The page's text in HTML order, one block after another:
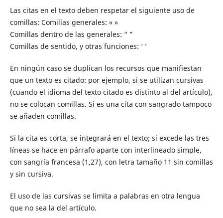
Las citas en el texto deben respetar el siguiente uso de
comillas: Comillas generales: « »
Comillas dentro de las generales: “ ”
Comillas de sentido, y otras funciones: ‘ ’
En ningún caso se duplican los recursos que manifiestan
que un texto es citado: por ejemplo, si se utilizan cursivas
(cuando el idioma del texto citado es distinto al del artículo),
no se colocan comillas. Si es una cita con sangrado tampoco
se añaden comillas.
Si la cita es corta, se integrará en el texto; si excede las tres
líneas se hace en párrafo aparte con interlineado simple,
con sangría francesa (1,27), con letra tamaño 11 sin comillas
y sin cursiva.
El uso de las cursivas se limita a palabras en otra lengua
que no sea la del artículo.